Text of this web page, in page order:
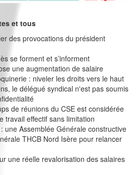
et tous
des provocations du président
se forment et s’informent
une augmentation de salaire
: niveler les droits vers le haut
le délégué syndical n'est pas soumis
de réunions du CSE est considérée
travail effectif sans limitation
une Assemblée Générale constructive
THCB Nord Isère pour relancer
une réelle revalorisation des salaires